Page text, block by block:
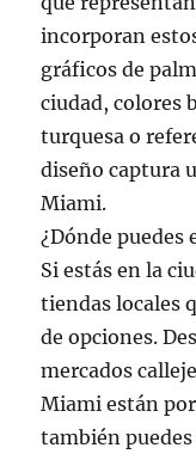
incorporan
gráficos de
ciudad, colores
turquesa o
diseño captura
Miami.
¿Dónde
Si estás en la
tiendas locales
de opciones.
mercados
Miami están
también